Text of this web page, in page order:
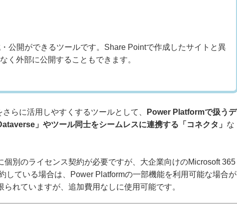
公開ができるツールです。Share Pointで作成したサイトと異
く外部に公開することもできます。
らに活用しやすくするツールとして、
Power Platformで扱うデ
」やツール同士をシームレスに連携する「コネクタ」 な
個別のライセンス契約が必要ですが、大企業向けのMicrosoft 365
している場合は、Power Platformの一部機能を利用可能な場合が
られていますが、追加費用なしに使用可能です。